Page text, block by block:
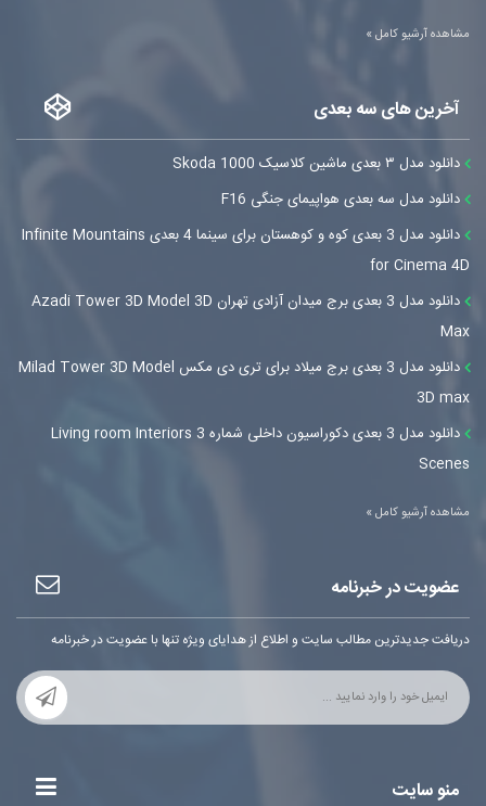
مشاهده آرشیو کامل »
آخرین های سه بعدی
دانلود مدل ۳ بعدی ماشین کلاسیک Skoda 1000
دانلود مدل سه بعدی هواپیمای جنگی F16
دانلود مدل 3 بعدی کوه و کوهستان برای سینما 4 بعدی Infinite Mountains
for Cinema 4D
دانلود مدل 3 بعدی برج میدان آزادی تهران Azadi Tower 3D Model 3D
Max
دانلود مدل 3 بعدی برج میلاد برای تری دی مکس Milad Tower 3D Model
3D max
دانلود مدل 3 بعدی دکوراسیون داخلی شماره 3 Living room Interiors
Scenes
مشاهده آرشیو کامل »
عضویت در خبرنامه
دریافت جدیدترین مطالب سایت و اطلاع از هدایای ویژه تنها با عضویت در خبرنامه
منو سایت